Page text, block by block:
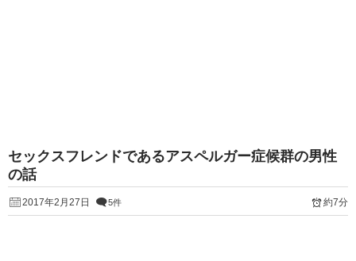
セックスフレンドであるアスペルガー症候群の男性
の話
2017年2月27日 5件 約7分